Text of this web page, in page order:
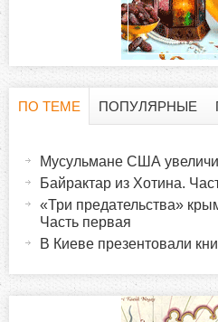
ПО ТЕМЕ
а
ПОПУЛЯРНЫЕ
Мусульмане США
Байрактар из Хотина.
«Три предательства»
Часть первая
В Киеве презентовали